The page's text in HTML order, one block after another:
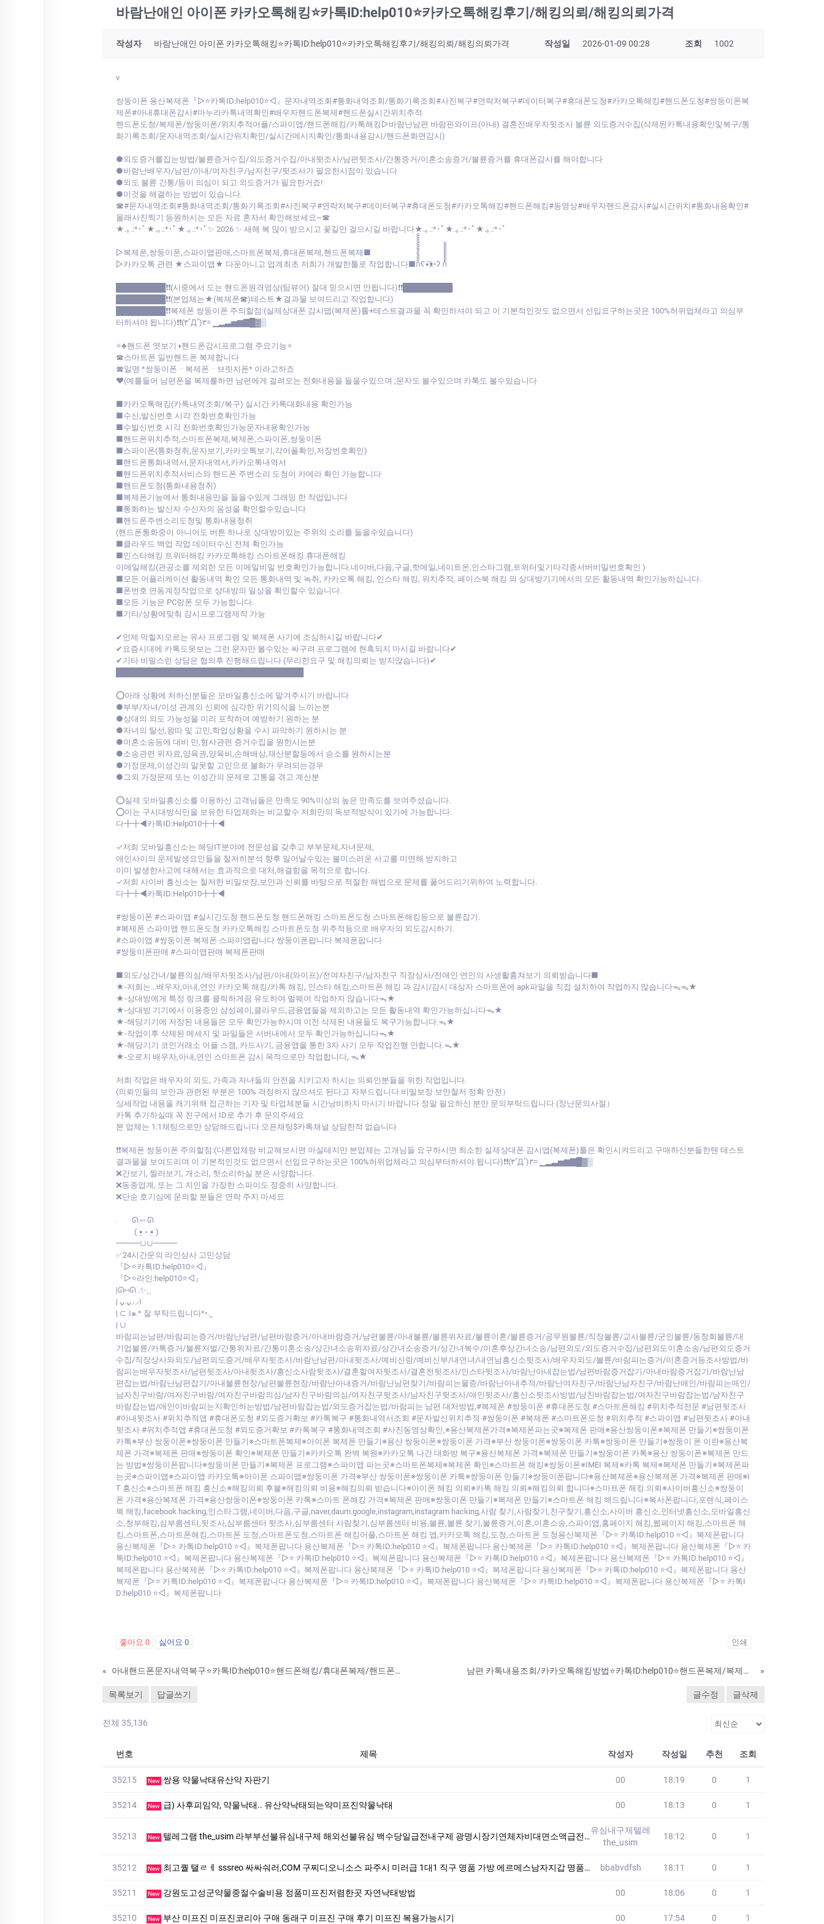
바람난애인 아이폰 카카오톡해킹⭐카톡ID:help010⭐카카오톡해킹후기/해킹의뢰/해킹의뢰가격
작성자 바람난애인 아이폰 카카오톡해킹⭐카톡ID:help010⭐카카오톡해킹후기/해킹의뢰/해킹의뢰가격 작성일 2026-01-09 00:28 조회 1002
v
쌍둥이폰 용산복제폰『▷⭐카톡ID:help010⭐◁』문자내역조회#통화내역조회/통화기록조회#사진복구#연락처복구#데이터복구#휴대폰도청#카카오톡해킹#핸드폰도청#쌍둥이폰복
제폰#아내휴대폰감시#마누라카톡내역확인#배우자핸드폰복제#핸드폰실시간위치추적
핸드폰도청/복제폰/쌍둥이폰/위치추적어플/스파이앱/핸드폰해킹/카톡해킹▷바람난남편 바람핀와이프(아내) 결혼전배우자뒷조사 불륜 외도증거수집(삭제된카톡내용확인및복구/통
화기록조회/문자내역조회/실시간위치확인/실시간메시지확인/통화내용감시/핸드폰화면감시)
●외도증거를잡는방법/불륜증거수집/외도증거수집/아내뒷조사/남편뒷조사/간통증거/이혼소송증거/불륜증거를 휴대폰감시를 해야합니다
●바람난배우자/남편/아내/여자친구/남자친구/뒷조사가 필요한시점이 있습니다
●외도 불륜 간통/등이 의심이 되고 외도증거가 필요한거죠!
●이것을 해결하는 방법이 있습니다.
☎#문자내역조회#통화내역조회/통화기록조회#사진복구#연락처복구#데이터복구#휴대폰도청#카카오톡해킹#핸드폰해킹#동영상#배우자핸드폰감시#실시간위치#통화내용확인#
몰래사진찍기 등원하시는 모든 자료 혼자서 확인해보세요~☎
★.｡.:*･ﾟ★.｡.:*･ﾟ★.｡.:*･ﾟ✨ 2026 ✨ 새해 복 많이 받으시고 꽃길만 걸으시길 바랍니다★.｡.:*･ﾟ★.｡.:*･ﾟ★.｡.:*･ﾟ
▷복제폰,쌍둥이폰,스파이앱판매,스마트폰복제,휴대폰복제,핸드폰복제■
▷카카오톡 관련 ★스파이앱★ 다운아니고 업계최초 저희가 개발한툴로 작업합니다■ก็็็็็็็็็็็็็ʕ•͡ᴥ•ʔ ก้้้้้้้้้้้
█████████❗❗(시중에서 도는 핸드폰원격영상(팀뷰어) 절대 믿으시면 안됩니다)❗❗█████████
█████████❗❗(본업체는★(복제폰☎)테스트★결과물 보여드리고 작업합니다)
█████████❗❗복제폰 쌍둥이폰 주의할점:(실제상대폰 감시앱(복제폰)툴+테스트결과물 꼭 확인하셔야 되고 이 기본적인것도 없으면서 선입요구하는곳은 100%허위업체라고 의심부
터하셔야 됩니다)❗❗(۳˚Д˚)۳= ▁▂▃▅▆▇█▓▒
⭐♣핸드폰 엿보기◑핸드폰감시프로그램 주요기능⭐
☎스마트폰 일반핸드폰 복제합니다
☎일명 *쌍둥이폰ㆍ복제폰ㆍ브릿지폰* 이라고하죠
♥(예를들어 남편폰을 복제를하면 남편에게 걸려오는 전화내용을 들을수있으며 ;문자도 볼수있으며 카톡도 볼수있습니다
■카카오톡해킹(카톡내역조회/복구) 실시간 카톡대화내용 확인가능
■수신,발신번호 시각 전화번호확인가능
■수발신번호 시각 전화번호확인가능문자내용확인가능
■핸드폰위치추적,스마트폰복제,복제폰,스파이폰,쌍둥이폰
■스파이폰(통화청취,문자보기,카카오톡보기,각어플확인,저장번호확인)
■핸드폰통화내역서,문자내역서,카카오톡내역서
■핸드폰위치추적서비스와 핸드폰 주변소리 도청이 카메라 확인 가능합니다
■핸드폰도청(통화내용청취)
■복제폰기능에서 통화내용만을 들을수있게 그래밍 한 작업입니다
■통화하는 발신자 수신자의 음성을 확인할수있습니다
■핸드폰주변소리도청및 통화내용청취
(핸드폰통화중이 아니어도 버튼 하나로 상대방이있는 주위의 소리를 들을수있습니다)
■클라우드 백업 작업 데이터수신 전체 확인가능
■인스타해킹 트위터해킹 카카오톡해킹 스마트폰해킹 휴대폰해킹
이메일해킹(관공소를 제외한 모든 이메일비밀 번호확인가능합니다.네이버,다음,구글,핫메일,네이트온,인스타그램,트위터및기타각종서버비밀번호확인 )
■모든 어플리케이션 활동내역 확인 모든 통화내역 및 녹취, 카카오톡 해킹, 인스타 해킹, 위치추적, 페이스북 해킹 외 상대방기기에서의 모든 활동내역 확인가능하십니다.
■폰번호 연동계정작업으로 상대방의 일상을 확인할수 있습니다.
■모든 기능은 PC랑폰 모두 가능합니다.
■기타/상황에맞춰 감시프로그램제작 가능
✔언제 막힐지모르는 유사 프로그램 및 복제폰 사기에 조심하시길 바랍니다✔
✔요즘시대에 카톡도못보는 그런 문자만 볼수있는 싸구려 프로그램에 현혹되지 마시길 바랍니다✔
✔기타 비밀스런 상담은 협의후 진행해드립니다 (무리한요구 및 해킹의뢰는 받지않습니다)✔
⭕아래 상황에 처하신분들은 모바일흥신소에 맡겨주시기 바랍니다
●부부/자녀/이성 관계의 신뢰에 심각한 위기의식을 느끼는분
●상대의 외도 가능성을 미리 포착하여 예방하기 원하는 분
●자녀의 탈선,왕따 및 고민,학업상황을 수시 파악하기 원하시는 분
●이혼소송등에 대비 민,형사관련 증거수집을 원한시는분
●소송관련 위자료,양육권,양육비,손해배상,재산분할등에서 승소를 원하시는분
●가정문제,이성간의 말못할 고민으로 불화가 우려되는경우
●그외 가정문제 또는 이성간의 문제로 고통을 겪고 계신분
⭕실제 모바일흥신소를 이용하신 고객님들은 만족도 90%이상의 높은 만족도를 보여주셨습니다.
⭕이는 구시대방식만을 보유한 타업체와는 비교할수 저희만의 독보적방식이 있기에 가능합니다.
다╋╋◀카톡ID:Help010╋╋◀
✓저희 모바일흥신소는 해당IT분야에 전문성을 갖추고 부부문제,자녀문제,
애인사이의 문제발생요인들을 철저히분석 향후 일어날수있는 불미스러운 사고를 미연해 방지하고
이미 발생한사고에 대해서는 효과적으로 대처,해결함을 목적으로 합니다.
✓저희 사이버 흥신소는 철저한 비밀보장,보안과 신뢰를 바탕으로 적절한 해법으로 문제를 풀어드리기위하여 노력합니다.
다╋╋◀카톡ID:Help010╋╋◀
#쌍둥이폰 #스파이앱 #실시간도청 핸드폰도청 핸드폰해킹 스마트폰도청 스마트폰해킹등으로 불륜잡기.
#복제폰 스파이앱 핸드폰도청 카카오톡해킹 스마트폰도청 위추적등으로 배우자의 외도감시하기.
#스파이앱 #쌍둥이폰 복제폰 스파이앱팝니다 쌍둥이폰팝니다 복제폰팝니다
#쌍둥이폰판매 #스파이앱판매 복제폰판매
■외도/상간녀/불륜의심/배우자뒷조사/남편/아내(와이프)/전여자친구/남자친구 직장상사/전애인 연인의 사생활훔쳐보기 의뢰받습니다■
★-저희는...배우자,아내,연인 카카오톡 해킹/카톡 해킹, 인스타 해킹,스마트폰 해킹 과 감시/감시 대상자 스마트폰에 apk파일을 직접 설치하여 작업하지 않습니다ᯓᯓ★
★-상대방에게 특정 링크를 클릭하게끔 유도하여 멀웨어 작업하지 않습니다ᯓ★
★-상대방 기기에서 이용중인 삼성페이,클라우드,금융앱들을 제외하고는 모든 활동내역 확인가능하십니다ᯓ★
★-해당기기에 저장된 내용들은 모두 확인가능하시며 이전 삭제된 내용들도 복구가능합니다.ᯓ★
★-작업이후 삭제된 메세지 및 파일들은 서버내에서 모두 확인가능하십니다ᯓ★
★-해당기기 코인거래소 어플 스캠, 카드사기, 금융앱을 통한 3자 사기 모두 작업진행 안합니다.ᯓ★
★-오로지 배우자,아내,연인 스마트폰 감시 목적으로만 작업합니다,.ᯓ★
저희 작업은 배우자의 외도, 가족과 자녀들의 안전을 지키고자 하시는 의뢰인분들을 위한 작업입니다.
(의뢰인들의 보안과 관련된 부분은 100% 걱정하지 않으셔도 된다고 자부드립니다.비밀보장 보안철저 정확 안전）
상세작업 내용을 캐기위해 접근하는 기자 및 타업체분들 시간낭비하지 마시기 바랍니다 정말 필요하신 분만 문의부탁드립니다 (장난문의사절）
카톡 추가하실때 꼭 친구에서 ID로 추가 후 문의주세요
본 업체는 1:1채팅으로만 상담해드립니다 오픈채팅$카톡채널 상담한적 없습니다
❗❗복제폰 쌍둥이폰 주의할점:(다른업체랑 비교해보시면 아실테지만 본업체는 고개님들 요구하시면 최소한 실제상대폰 감시앱(복제폰)툴은 확인시켜드리고 구매하신분들한텐 테스트
결과물을 보여드리며 이 기본적인것도 없으면서 선입요구하는곳은 100%허위업체라고 의심부터하셔야 됩니다)❗❗(۳˚Д˚)۳= ▁▂▃▅▆▇█▓▒
❌간보기, 찔러보기, 개소리, 헛소리하실 분은 사양합니다.
❌동종업계, 또는 그 지인을 가장한 스파이도 정중히 사양합니다.
❌단순 호기심에 문의할 분들은 연락 주지 마세요
.⠀⠀ ᘏ ⑅ ᘏ
⠀⠀⠀( •̤ ༝ •̤ )
━━━∪∪━━━
✅24시간문의 라인상사 고민상담
『▷⭐카톡ID:help010⭐◁』
『▷⭐라인:help010⭐◁』
|ᘏ⑅ᘏ .✨⸒⸒
| ᴗ͈.ᴗ͈⸝⸝꒱
| ⊂ ꒱๑.* 잘 부탁드립니다*•.¸¸
| ∪
바람피는남편/바람피는증거/바람난남편/남편바람증거/아내바람증거/남편불륜/아내불륜/불륜위자료/불륜이혼/불륜증거/공무원불륜/직장불륜/교사불륜/군인불륜/동창회불륜/대
기업불륜/카톡증거/불륜처벌/간통위자료/간통이혼소송/상간녀소송위자료/상간녀소송증거/상간녀복수/이혼후상간녀소송/남편외도/외도증거수집/남편외도이혼소송/남편외도증거
수집/직장상사와외도/남편외도증거/배우자뒷조사/바람난남편/아내뒷조사/예비신랑/예비신부/내연녀/내연남흥신소뒷조사/배우자외도/불륜/바람피는증거/이혼증거등조사방법/바
람피는배우자뒷조사/남편뒷조사/아내뒷조사/흥신소사람뒷조사/결혼할여자뒷조사/결혼전뒷조사/인스타뒷조사/바람난아내잡는법/남편바람증거잡기/아내바람증거잡기/바람난남
편잡는법/바람난남편잡기/아내불륜현장/남편불륜현장/바람난아내증거/바람난남편찾기/바람피는물증/바람난아내추적/바람난여자친구/바람난남자친구/바람난애인/바람피는애인/
남자친구바람/여자친구바람/여자친구바람의심/남자친구바람의심/여자친구뒷조사/남자친구뒷조사/애인뒷조사/흥신소뒷조사방법/남친바람잡는법/여자친구바람잡는법/남자친구
바람잡는법/애인이바람피는지확인하는방법/남편바람잡는법/외도증거잡는법/바람피는 남편 대처방법,#복제폰 #쌍둥이폰 #휴대폰도청 #스마트폰해킹 #위치추적전문 #남편뒷조사
#아내뒷조사 #위치추적앱 #휴대폰도청 #외도증거확보 #카톡복구 #통화내역서조회 #문자발신위치추적 #쌍둥이폰 #복제폰 #스마트폰도청 #위치추적 #스파이앱 #남편뒷조사 #아내
뒷조사 #위치추적앱 #휴대폰도청 #외도증거확보 #카톡복구 #통화내역조회 #사진동영상확인,※용산복제폰가격※복제폰파는곳※복제폰 판매※용산쌍둥이폰※복제폰 만들기※쌍둥이폰
카톡※부산 쌍둥이폰※쌍둥이폰 만들기※스마트폰복제※아이폰 복제폰 만들기※용산 쌍둥이폰※쌍둥이폰 가격※부산 쌍둥이폰※쌍둥이폰 카톡※쌍둥이폰 만들기※쌍둥이 폰 이란※용산복
제폰 가격※복제폰 판매※쌍둥이폰 확인※복제폰 만들기※카카오톡 완벽 복원※카카오톡 나간 대화방 복구※용산복제폰 가격※복제폰 만들기※쌍둥이폰 카톡※용산 쌍둥이폰※복제폰 만드
는 방법※쌍둥이폰팝니다※쌍둥이폰 만들기※복제폰 프로그램※스파이앱 파는곳※스마트폰복제※복제폰 확인※스마트폰 해킹※쌍둥이폰※IMEI 복제※카톡 복제※복제폰 만들기※복제폰파
는곳※스파이앱※스파이앱 카카오톡※아이폰 스파이앱※쌍둥이폰 가격※부산 쌍둥이폰※쌍둥이폰 카톡※쌍둥이폰 만들기※쌍둥이폰팝니다※용산복제폰※용산복제폰 가격※복제폰 판매※I
T 흥신소※스마트폰 해킹 흥신소※해킹의뢰 후불※해킹의뢰 비용※해킹의뢰 받습니다※아이폰 해킹 의뢰※카톡 해킹 의뢰※해킹의뢰 합니다※스마트폰 해킹 의뢰※사이버흥신소※쌍둥이
폰 가격※용산복제폰 가격※용산쌍둥이폰※쌍둥이폰 카톡※스마트 폰해킹 가격※복제폰 판매※쌍둥이폰 만들기※복제폰 만들기※스마트폰 해킹 해드립니다※복사폰팝니다,포렌식,페이스
북 해킹,facebook hacking,인스타그램,네이버,다음,구글,naver,daum.google,instagram,instagram hacking,사람 찾기,사람찾기,친구찾기,흥신소,사이버 흥신소,인터넷흥신소,모바일흥신
소,청부해킹,심부름센터,뒷조사,심부름센터 뒷조사,심부름센터 사람찾기,심부름센터 비용,불륜,불륜 찾기,불륜증거,이혼,이혼소송,스파이앱,홈페이지 해킹,웹페이지 해킹,스마트폰 해
킹,스마트폰,스마트폰해킹,스마트폰 도청,스마트폰도청,스마트폰 해킹어플,스마트폰 해킹 앱,카카오톡 해킹,도청,스마트폰 도청용산복제폰『▷⭐ 카톡ID:help010 ⭐◁』복제폰팝니다
용산복제폰『▷⭐ 카톡ID:help010 ⭐◁』복제폰팝니다 용산복제폰『▷⭐ 카톡ID:help010 ⭐◁』복제폰팝니다 용산복제폰『▷⭐ 카톡ID:help010 ⭐◁』복제폰팝니다 용산복제폰『▷⭐ 카
톡ID:help010 ⭐◁』복제폰팝니다 용산복제폰『▷⭐ 카톡ID:help010 ⭐◁』복제폰팝니다 용산복제폰『▷⭐ 카톡ID:help010 ⭐◁』복제폰팝니다 용산복제폰『▷⭐ 카톡ID:help010 ⭐◁』
복제폰팝니다 용산복제폰『▷⭐ 카톡ID:help010 ⭐◁』복제폰팝니다 용산복제폰『▷⭐ 카톡ID:help010 ⭐◁』복제폰팝니다 용산복제폰『▷⭐ 카톡ID:help010 ⭐◁』복제폰팝니다 용산
복제폰『▷⭐ 카톡ID:help010 ⭐◁』복제폰팝니다 용산복제폰『▷⭐ 카톡ID:help010 ⭐◁』복제폰팝니다 용산복제폰『▷⭐ 카톡ID:help010 ⭐◁』복제폰팝니다 용산복제폰『▷⭐ 카톡I
D:help010 ⭐◁』복제폰팝니다
좋아요 0 싫어요 0 인쇄
« 아내핸드폰문자내역복구⭐카톡ID:help010⭐핸드폰해킹/휴대폰복제/핸드폰복사프로그램/쌍둥이폰사용방법 남편 카톡내용조회/카카오톡해킹방법⭐카톡ID:help010⭐핸드폰복제/복제폰/쌍둥이폰/스파이앱 팝니다 »
목록보기 답글쓰기 글수정 글삭제
전체 35,136
번호 제목 작성자 작성일 추천 조회
35215 New 쌍용 약물낙태유산약 자판기 00 18:19 0 1
35214 New 급) 사후피임약, 약물낙태.. 유산약낙태되는약미프진약물낙태 00 18:13 0 1
35213 New 텔레그램 the_usim 라부부선불유심내구제 해외선불유심 백수당일급전내구제 광명시장기연체자비대면소액급전대출 생활비대출50만원
유심내구제텔레
the_usim
18:12 0 1
35212 New 최고퀄 탤ㄹㅔ sssreo 싸싸숴러,COM 구찌디오니소스 파주시 미러급 1대1 직구 명품 가방 에르메스남자지갑 명품가방가격 WYK bbabvdfsh 18:11 0 1
35211 New 강원도고성군약물중절수술비용 정품미프진저렴한곳 자연낙­태방법 00 18:06 0 1
35210 New 부산 미프진 미프진코리아 구매 동래구 미프진 구매 후기 미­프진 복용가능시기 00 17:54 0 1